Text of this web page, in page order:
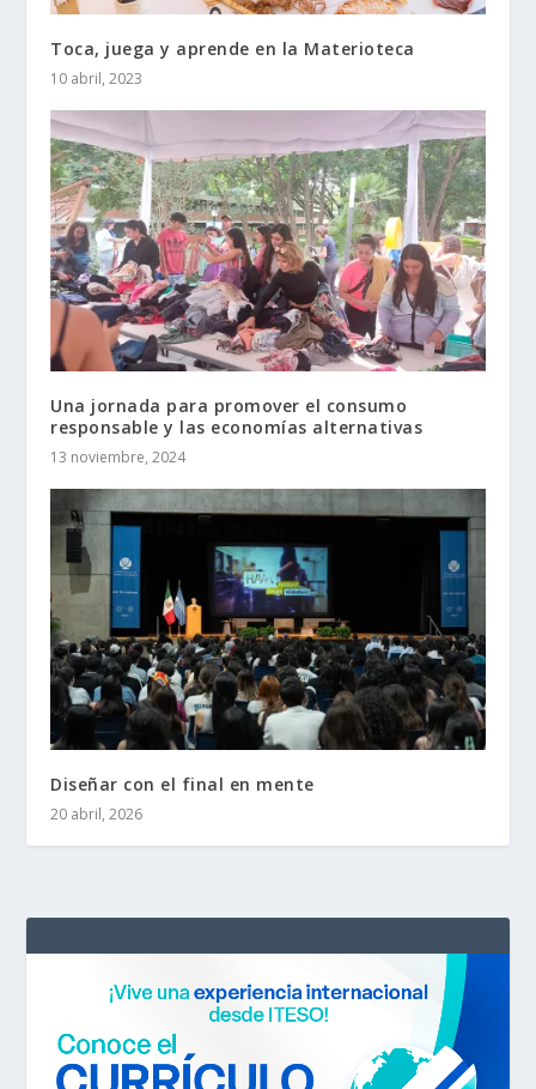
Toca, juega y aprende en la Materioteca
10 abril, 2023
Una jornada para promover el consumo
responsable y las economías alternativas
13 noviembre, 2024
Diseñar con el final en mente
20 abril, 2026